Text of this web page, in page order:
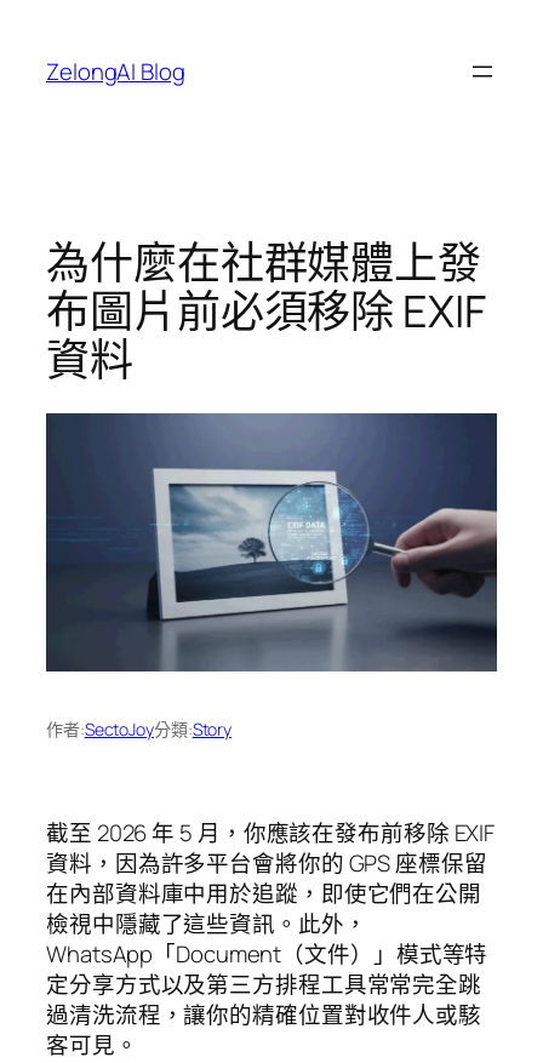
ZelongAI Blog
為什麼在社群媒體上發
布圖片前必須移除 EXIF
資料
作者:SectoJoy分類:Story
截至 2026 年 5 月，你應該在發布前移除 EXIF
資料，因為許多平台會將你的 GPS 座標保留
在內部資料庫中用於追蹤，即使它們在公開
檢視中隱藏了這些資訊。此外，
WhatsApp「Document（文件）」模式等特
定分享方式以及第三方排程工具常常完全跳
過清洗流程，讓你的精確位置對收件人或駭
客可見。